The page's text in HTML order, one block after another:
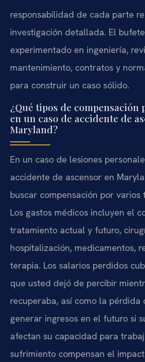
responsabilidad de cada parte
investigación detallada. El
experimentado en ingeniería,
mantenimiento, contratos y
para construir un caso sólido.
¿Qué tipos de compensación
en un caso de accidente de
Maryland?
En un caso de lesiones
accidente de ascensor en
buscar compensación por varios
Los gastos médicos incluyen el
tratamiento actual y futuro,
hospitalización, medicamentos,
terapia. Los salarios perdidos
que usted dejó de percibir
recuperaba, así como la pérdida
generar ingresos en el futuro si
afectan su capacidad para
sufrimiento compensan el